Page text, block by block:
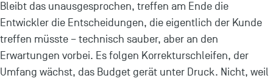
Bleibt das unausgesprochen, treffen am Ende die
Entwickler die Entscheidungen, die eigentlich der Kunde
treffen müsste – technisch sauber, aber an den
Erwartungen vorbei. Es folgen Korrekturschleifen, der
Umfang wächst, das Budget gerät unter Druck. Nicht, weil